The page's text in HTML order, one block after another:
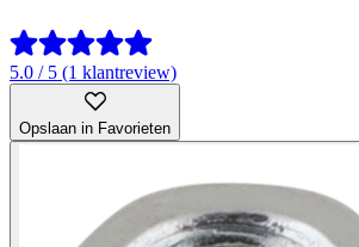
5.0 / 5 (1 klantreview)
Opslaan in Favorieten